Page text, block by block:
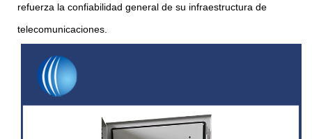
refuerza la confiabilidad general de su infraestructura de
telecomunicaciones.